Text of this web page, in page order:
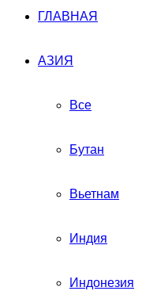
ГЛАВНАЯ
АЗИЯ
Все
Бутан
Вьетнам
Индия
Индонезия